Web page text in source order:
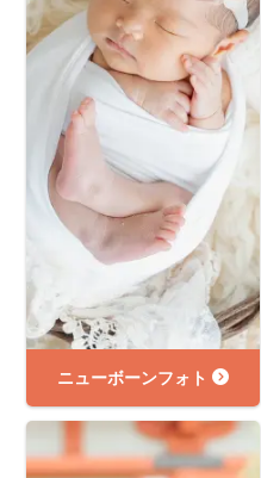
ニューボーンフォト